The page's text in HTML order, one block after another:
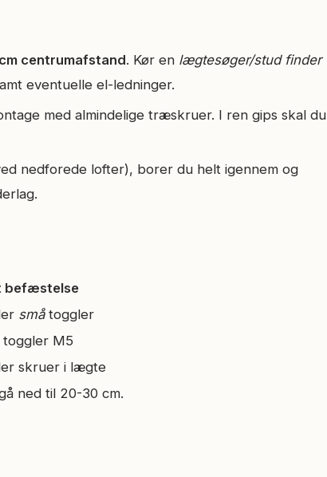
centrum­afstand. Kør en lægtesøger/stud finder
eventuelle el-ledninger.
med almindelige træskruer. I ren gips skal du
nedforede lofter), borer du helt igennem og
befæstelse
småtoggler
toggler M5
skruer i lægte
ned til 20-30 cm.